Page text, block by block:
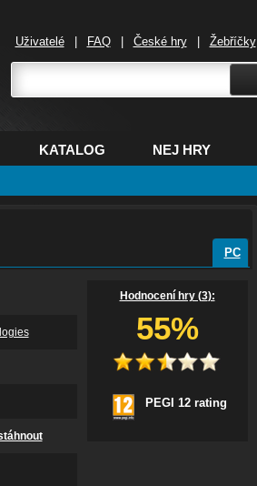
Uživatelé FAQ České hry Žebříčky
KATALOG NEJ HRY
PC
Hodnocení hry (3):
55%
PEGI 12 rating